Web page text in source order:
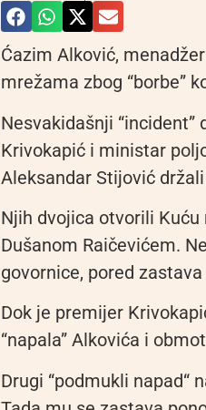
Ćazim Alković,
mrežama zbog “borbe”
Nesvakidašnji
Krivokapić i ministar
Aleksandar Stijović
Njih dvojica otvorili
Dušanom Raičevićem.
govornice, pored
Dok je premijer
“napala” Alkovića i
Drugi “podmukli napad“